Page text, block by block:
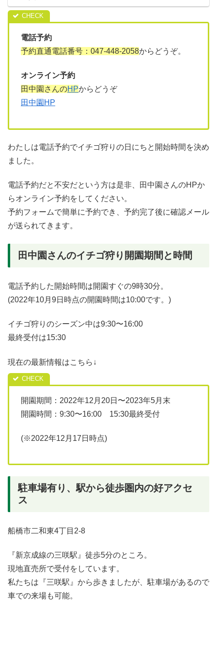
電話予約
予約直通電話番号：047-448-2058からどうぞ。
オンライン予約
田中園さんのHPからどうぞ
田中園HP
わたしは電話予約でイチゴ狩りの日にちと開始時間を決め
ました。
電話予約だと不安だという方は是非、田中園さんのHPか
らオンライン予約をしてください。
予約フォームで簡単に予約でき、予約完了後に確認メール
が送られてきます。
田中園さんのイチゴ狩り開園期間と時間
電話予約した開始時間は開園すぐの9時30分。
(2022年10月9日時点の開園時間は10:00です。)
イチゴ狩りのシーズン中は9:30〜16:00
最終受付は15:30
現在の最新情報はこちら↓
開園期間：2022年12月20日〜2023年5月末
開園時間：9:30〜16:00 15:30最終受付
(※2022年12月17日時点)
駐車場有り、駅から徒歩圏内の好アクセ
ス
船橋市二和東4丁目2-8
『新京成線の三咲駅』徒歩5分のところ。
現地直売所で受付をしています。
私たちは『三咲駅』から歩きましたが、駐車場があるので
車での来場も可能。